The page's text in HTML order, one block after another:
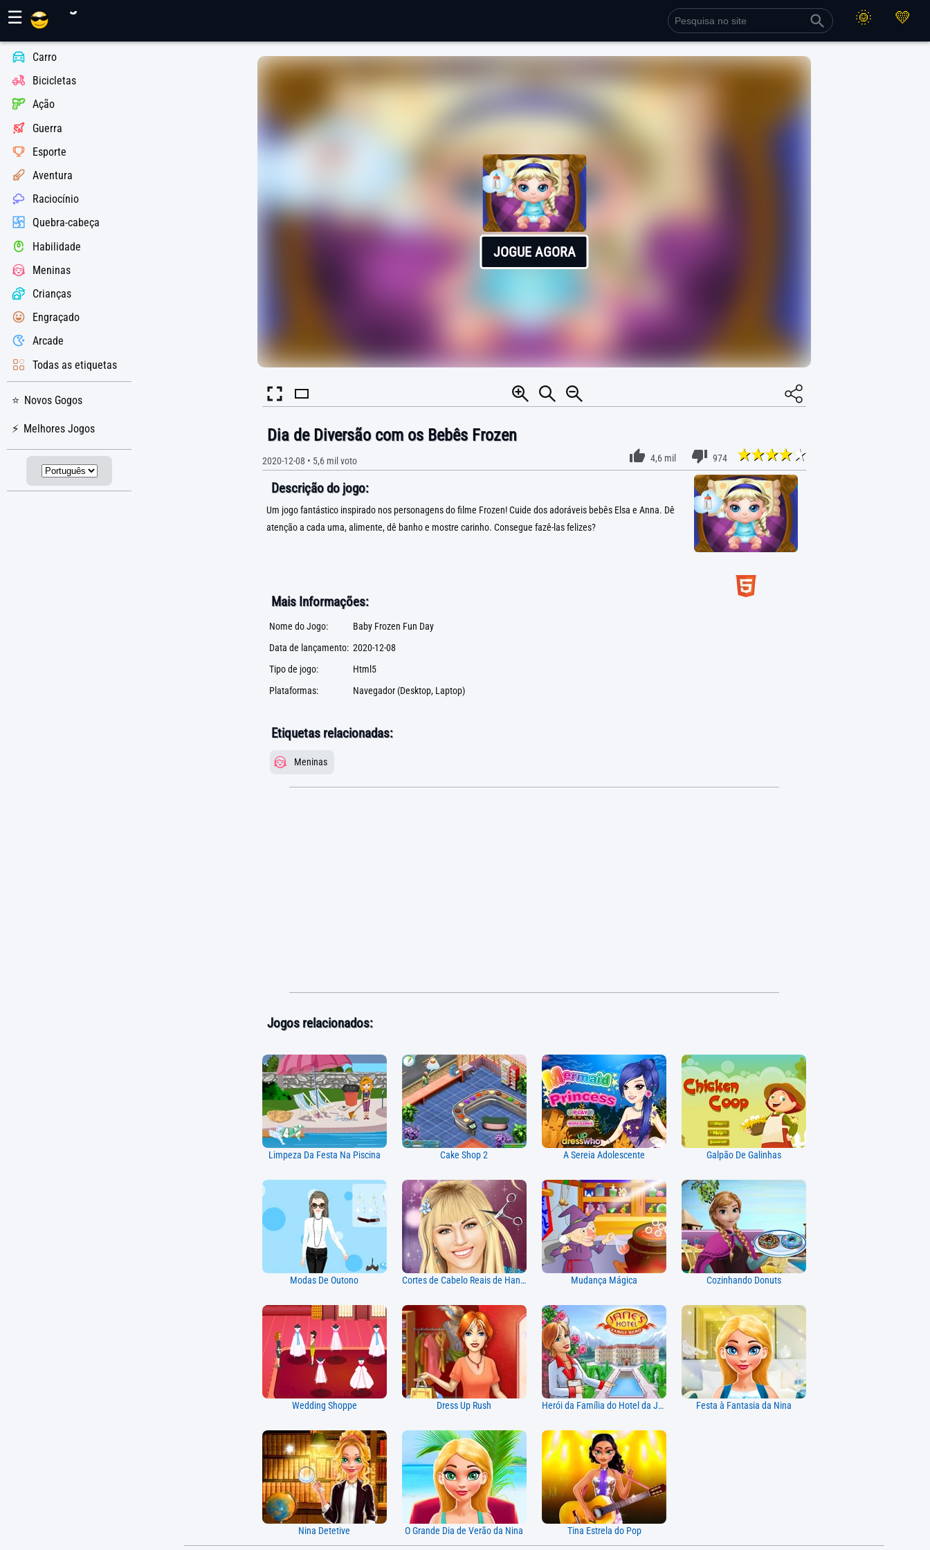
☰
Carro
Bicicletas
Ação
Guerra
Esporte
Aventura
Raciocínio
Quebra-cabeça
Habilidade
Meninas
Crianças
Engraçado
Arcade
Todas as etiquetas
Novos Gogos
Melhores Jogos
JOGUE AGORA
Dia de Diversão com os Bebês Frozen
2020-12-08 • 5,6 mil voto 4,6 mil 974
Descrição do jogo:
Um jogo fantástico inspirado nos personagens do filme Frozen! Cuide dos adoráveis bebês Elsa e Anna. Dê
atenção a cada uma, alimente, dê banho e mostre carinho. Consegue fazê-las felizes?
Mais Informações:
Nome do Jogo:
Baby Frozen Fun Day
Data de lançamento: 2020-12-08
Tipo de jogo:
Html5
Plataformas:
Navegador (Desktop, Laptop)
Etiquetas relacionadas:
Meninas
Jogos relacionados:
Limpeza Da Festa Na Piscina Cake Shop 2 A Sereia Adolescente Galpão De Galinhas
Modas De Outono Cortes de Cabelo Reais de Hannah Montana Mudança Mágica Cozinhando Donuts
Wedding Shoppe Dress Up Rush Herói da Família do Hotel da Jane Festa à Fantasia da Nina
Nina Detetive O Grande Dia de Verão da Nina Tina Estrela do Pop